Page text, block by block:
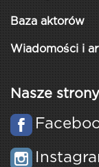
Baza aktorów
Wiadomości i
Nasze